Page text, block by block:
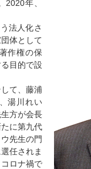
2020年、
法人化さ
体として
作権の保
目的で設
て、藤浦
湯川れい
方が会長
に第九代
先生の門
任されま
ロナ禍で